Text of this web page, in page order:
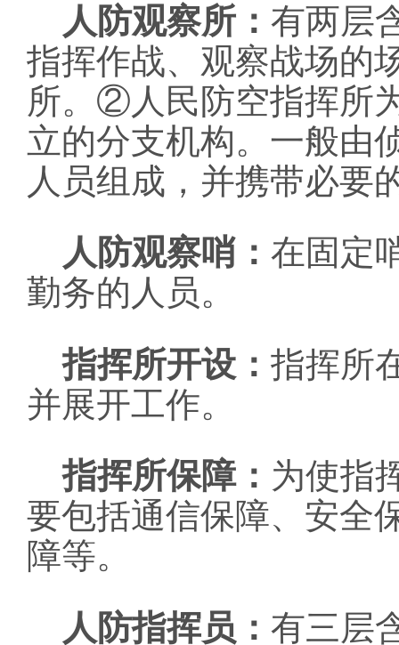
人防观察所： 有两层
指挥作战、观察战场的
所。②人民防空指挥所
立的分支机构。一般由
人员组成，并携带必要
人防观察哨： 在固定
勤务的人员。
指挥所开设： 指挥所
并展开工作。
指挥所保障： 为使指
要包括通信保障、安全
障等。
人防指挥员： 有三层